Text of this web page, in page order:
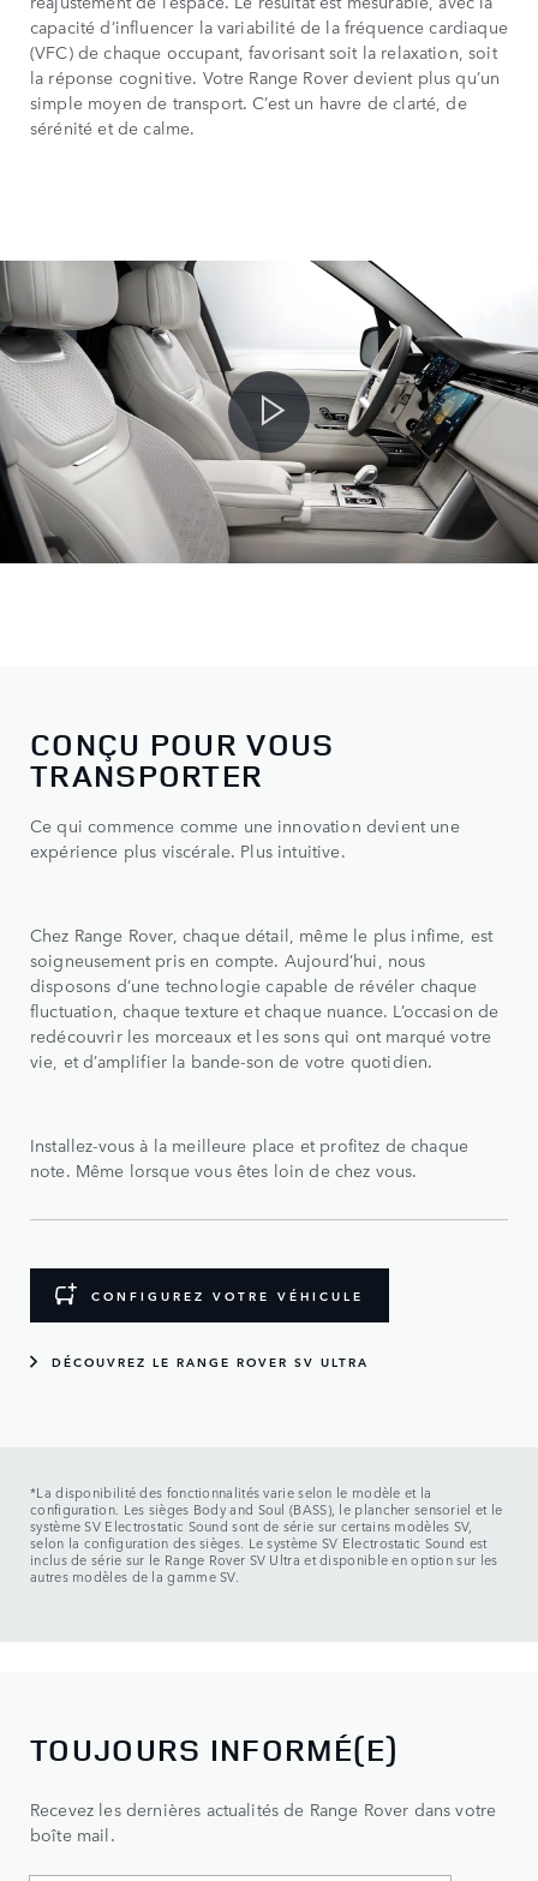
capacité d’influencer la variabilité de la fréquence cardiaque
(VFC) de chaque occupant, favorisant soit la relaxation, soit
la réponse cognitive. Votre Range Rover devient plus qu’un
simple moyen de transport. C’est un havre de clarté, de
sérénité et de calme.
CONÇU POUR VOUS
TRANSPORTER
Ce qui commence comme une innovation devient une
expérience plus viscérale. Plus intuitive.
Chez Range Rover, chaque détail, même le plus infime, est
soigneusement pris en compte. Aujourd’hui, nous
disposons d’une technologie capable de révéler chaque
fluctuation, chaque texture et chaque nuance. L’occasion de
redécouvrir les morceaux et les sons qui ont marqué votre
vie, et d’amplifier la bande-son de votre quotidien.
Installez-vous à la meilleure place et profitez de chaque
note. Même lorsque vous êtes loin de chez vous.
CONFIGUREZ VOTRE VÉHICULE
DÉCOUVREZ LE RANGE ROVER SV ULTRA
*La disponibilité des fonctionnalités varie selon le modèle et la
configuration. Les sièges Body and Soul (BASS), le plancher sensoriel et le
système SV Electrostatic Sound sont de série sur certains modèles SV,
selon la configuration des sièges. Le système SV Electrostatic Sound est
inclus de série sur le Range Rover SV Ultra et disponible en option sur les
autres modèles de la gamme SV.
TOUJOURS INFORMÉ(E)
Recevez les dernières actualités de Range Rover dans votre
boîte mail.